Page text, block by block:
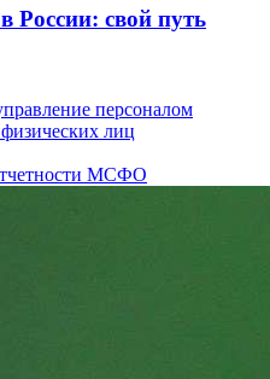
России: свой путь
персоналом
лиц
МСФО